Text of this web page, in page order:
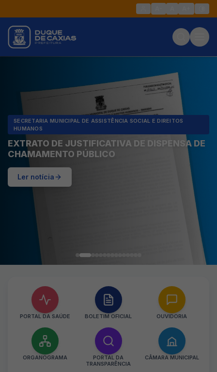
SECRETARIA MUNICIPAL DE ASSISTÊNCIA SOCIAL E DIREITOS
HUMANOS
EXTRATO DE JUSTIFICATIVA DE DISPENSA DE
CHAMAMENTO PÚBLICO
Ler notícia
PORTAL DA SAÚDE BOLETIM OFICIAL OUVIDORIA
ORGANOGRAMA
PORTAL DA
TRANSPARÊNCIA
CÂMARA MUNICIPAL